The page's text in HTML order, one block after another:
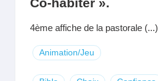
4ème affiche de la pastorale (...)
Animation/Jeu